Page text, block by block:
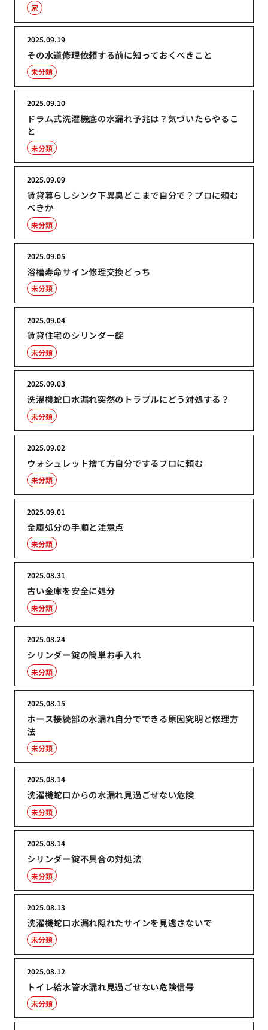
家
その水道修理依頼する前に知っておくべきこと
2025.09.19
未分類
ドラム式洗濯機底の水漏れ予兆は？気づいたらやるこ
と
2025.09.10
未分類
賃貸暮らしシンク下異臭どこまで自分で？プロに頼む
べきか
2025.09.09
未分類
浴槽寿命サイン修理交換どっち
2025.09.05
未分類
賃貸住宅のシリンダー錠
2025.09.04
未分類
洗濯機蛇口水漏れ突然のトラブルにどう対処する？
2025.09.03
未分類
ウォシュレット捨て方自分でするプロに頼む
2025.09.02
未分類
金庫処分の手順と注意点
2025.09.01
未分類
古い金庫を安全に処分
2025.08.31
未分類
シリンダー錠の簡単お手入れ
2025.08.24
未分類
ホース接続部の水漏れ自分でできる原因究明と修理方
法
2025.08.15
未分類
洗濯機蛇口からの水漏れ見過ごせない危険
2025.08.14
未分類
シリンダー錠不具合の対処法
2025.08.14
未分類
洗濯機蛇口水漏れ隠れたサインを見逃さないで
2025.08.13
未分類
トイレ給水管水漏れ見過ごせない危険信号
2025.08.12
未分類